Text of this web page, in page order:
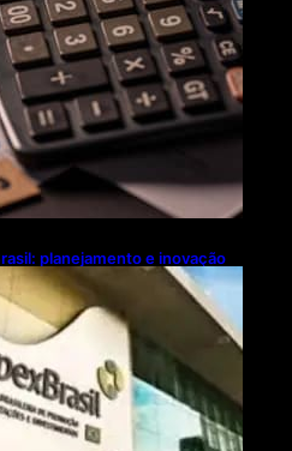
planejamento e inovação
sobre futuro do agronegócio